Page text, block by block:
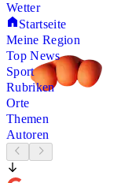
Wetter
Startseite
Meine Region
Top News
Sport
Rubriken
Orte
Themen
Autoren